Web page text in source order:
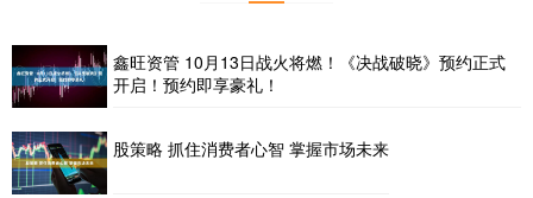
鑫旺资管 10月13日战火将燃！《决战破晓》预约正式
开启！预约即享豪礼！
股策略 抓住消费者心智 掌握市场未来